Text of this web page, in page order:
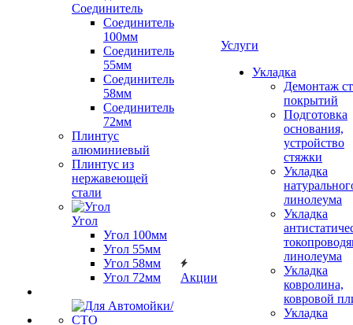
Соединитель
Соединитель
100мм
Соединитель
55мм
Соединитель
58мм
Соединитель
72мм
Плинтус
алюминиевый
Плинтус из
нержавеющей
стали
Угол
Угол 100мм
Угол 55мм
Угол 58мм
Угол 72мм
Акции
Услуги
Укладка
Демонтаж
покрытий
Подготовка
основания,
устройство
стяжки
Укладка
линолеума
Укладка
линолеума
Укладка
ковролина,
ковровой
Укладка